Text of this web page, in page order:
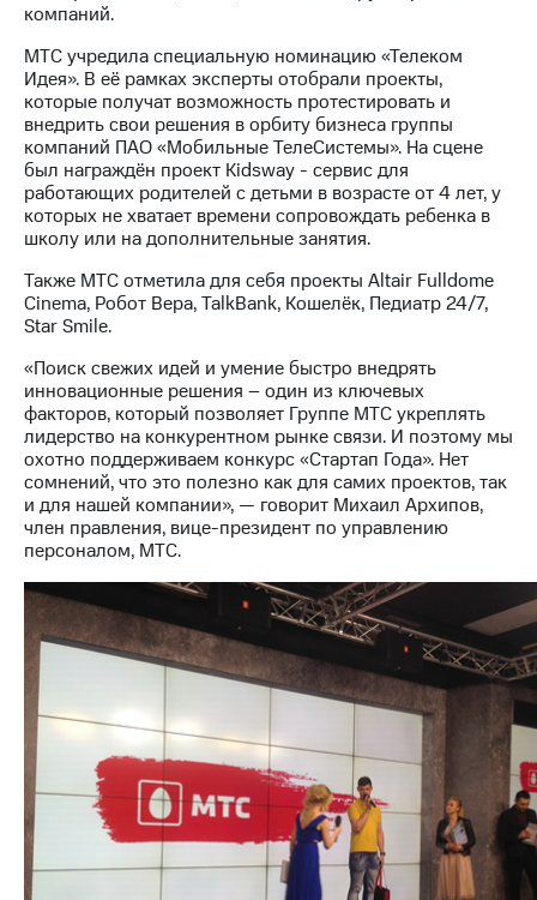
МТС
о технологиях
Достижения
Интервью
Финансовая
отчетность
Новости
в
и акционерам
Корпоративное
управление
Корпоративный
секретарь
Раскрытие
информации
Информация
акционерам
Документы
ПАО
"МТС"
акционеров
Личный
кабинет
акционера
Акционерный
капитал
Контроль
и
компаний.
МТС учредила специальную номинацию «Телеком
Идея». В её рамках эксперты отобрали проекты,
которые получат возможность протестировать и
внедрить свои решения в орбиту бизнеса группы
компаний ПАО «Мобильные ТелеСистемы». На сцене
был награждён проект Kidsway - сервис для
работающих родителей с детьми в возрасте от 4 лет, у
которых не хватает времени сопровождать ребенка в
школу или на дополнительные занятия.
Также МТС отметила для себя проекты Altair Fulldome
Cinema, Робот Вера, TalkBank, Кошелёк, Педиатр 24/7,
Star Smile.
«Поиск свежих идей и умение быстро внедрять
инновационные решения – один из ключевых
факторов, который позволяет Группе МТС укреплять
лидерство на конкурентном рынке связи. И поэтому мы
охотно поддерживаем конкурс «Стартап Года». Нет
сомнений, что это полезно как для самих проектов, так
и для нашей компании», — говорит Михаил Архипов,
член правления, вице-президент по управлению
персоналом, МТС.